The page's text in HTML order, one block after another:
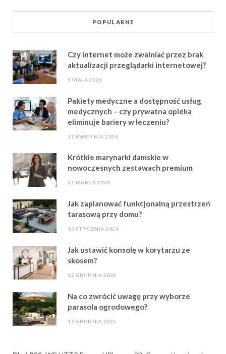
POPULARNE
Czy internet może zwalniać przez brak
aktualizacji przeglądarki internetowej?
5 MAJA 2026
Pakiety medyczne a dostępność usług
medycznych – czy prywatna opieka
eliminuje bariery w leczeniu?
13 KWIETNIA 2026
Krótkie marynarki damskie w
nowoczesnych zestawach premium
11 MARCA 2026
Jak zaplanować funkcjonalną przestrzeń
tarasową przy domu?
10 STYCZNIA 2026
Jak ustawić konsolę w korytarzu ze
skosem?
22 GRUDNIA 2025
Na co zwrócić uwagę przy wyborze
parasola ogrodowego?
17 GRUDNIA 2025